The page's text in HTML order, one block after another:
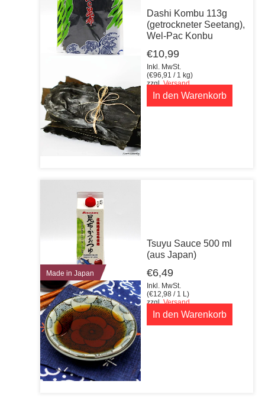
Dashi Kombu 113g
(getrockneter Seetang),
Wel-Pac Konbu
€10,99
Inkl. MwSt.
(€96,91 / 1 kg)
zzgl.Versand
In den Warenkorb
Made in Japan
Tsuyu Sauce 500 ml
(aus Japan)
€6,49
Inkl. MwSt.
(€12,98 / 1 L)
zzgl.Versand
In den Warenkorb